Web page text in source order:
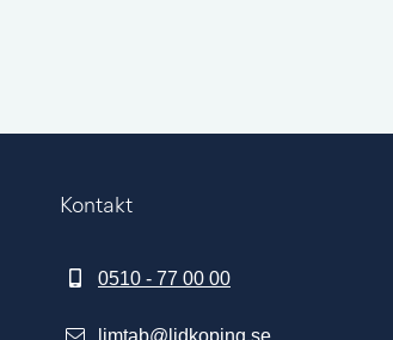
Kontakt
0510 - 77 00 00
limtab@lidkoping.se